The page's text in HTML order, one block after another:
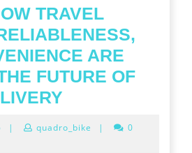
TRAVEL
ARE
FUTURE OF
IMPORTANCE
March
| quadro_bike |
0